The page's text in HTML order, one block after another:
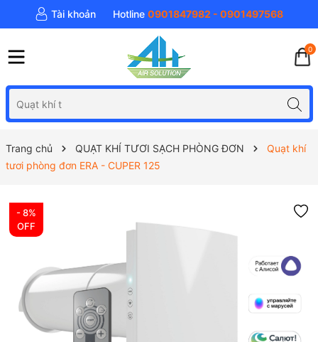
Tài khoản Hotline 0901847982 - 0901497568
0
Trang chủ QUẠT KHÍ TƯƠI SẠCH PHÒNG ĐƠN
Quạt khí
tươi phòng đơn ERA - CUPER 125
- 8%
OFF